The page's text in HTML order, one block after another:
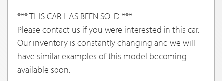
*** THIS CAR HAS BEEN SOLD ***
Please contact us if you were interested in this car.
Our inventory is constantly changing and we will
have similar examples of this model becoming
available soon.